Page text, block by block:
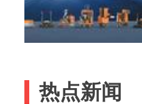
热点新闻